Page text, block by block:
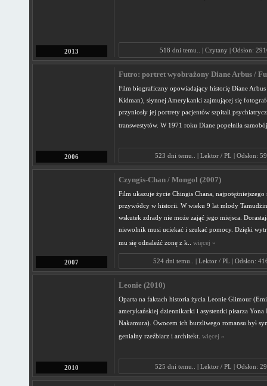
2013 518 dni temu.. | Czytany | Odsłon:
2006
Futro: portret wyobrażony Diane Arbus /
Film biograficzny opowiadający historię Diane
Kidman), słynnej Amerykanki zajmującej się
przyniosły jej portrety pacjentów szpitali
transwestytów. W 1971 roku Diane popełniła
523 dni temu.. | Lektor / PL | Odsłon:
2007
Czyngis-Chan / Mongol (2007)
Film ukazuje życie Chingis Chana,
przywódcy w historii. W wieku 9 lat młody
wskutek zdrady nie może zająć jego miejsca.
niewolnik musi uciekać i szukać pomocy. Dzięki
mu się odnaleźć żonę z k.. więcej »
524 dni temu.. | Lektor / PL | Odsłon:
2010
Leonie (2010)
Oparta na faktach historia życia Leonie Glimour
amerykańskiej dziennikarki i asystentki pisarza Yona
Nakamura). Owocem ich burzliwego romansu był
genialny rzeźbiarz i architekt. więcej »
525 dni temu.. | Lektor / PL | Odsłon: